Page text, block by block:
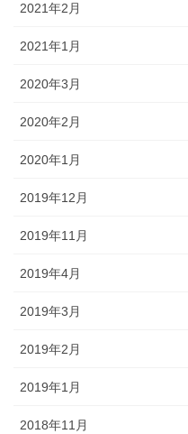
2021年2月
2021年1月
2020年3月
2020年2月
2020年1月
2019年12月
2019年11月
2019年4月
2019年3月
2019年2月
2019年1月
2018年11月